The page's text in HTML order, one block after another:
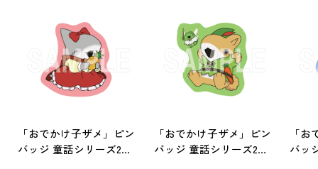
「おでかけ子ザメ」ピン
バッジ 童話シリーズ2
「おでかけ子ザメ」ピン
バッジ 童話シリーズ2
「
バッ